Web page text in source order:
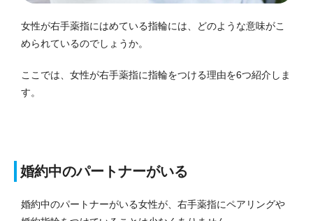
女性が右手薬指にはめている指輪には、どのような意味がこ
められているのでしょうか。
ここでは、女性が右手薬指に指輪をつける理由を6つ紹介しま
す。
婚約中のパートナーがいる
婚約中のパートナーがいる女性が、右手薬指にペアリングや